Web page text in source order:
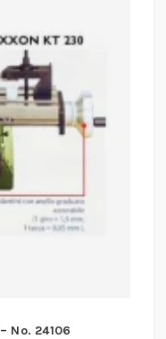
No. 24106